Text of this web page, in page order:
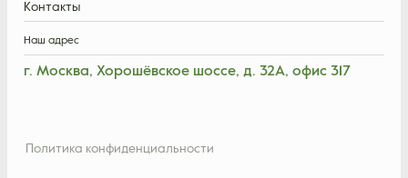
Контакты
Политика конфиденциальности
Наш адрес
г. Москва, Хорошёвское шоссе, д. 32А, офис 317